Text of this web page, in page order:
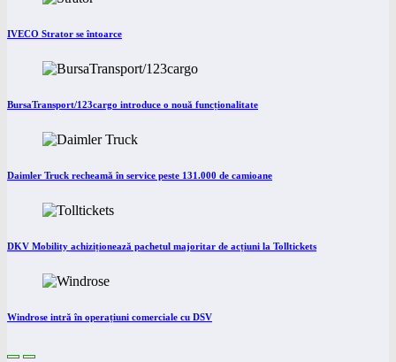
IVECO Strator se întoarce
BursaTransport/123cargo introduce o nouă funcționalitate
Daimler Truck recheamă în service peste 131.000 de camioane
DKV Mobility achiziționează pachetul majoritar de acțiuni la Tolltickets
Windrose intră în operațiuni comerciale cu DSV